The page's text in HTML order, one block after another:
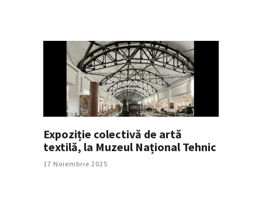
Expoziție colectivă de artă
textilă, la Muzeul Național Tehnic
17 Noiembrie 2025